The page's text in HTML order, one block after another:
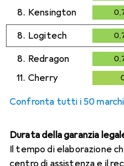
8. Kensington
8. Logitech
8. Redragon
11. Cherry
Confronta tutti i 50 marchi
Durata della garanzia
Il tempo di elaborazione
centro di assistenza e il